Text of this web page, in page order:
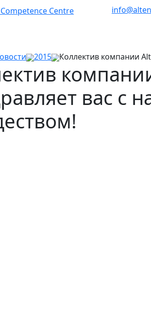
2015 Коллектив компании
вас с